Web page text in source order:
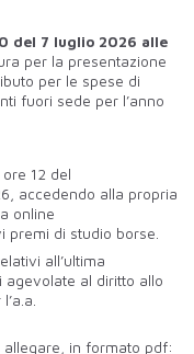
del 7 luglio 2026 alle
per la presentazione
per le spese di
fuori sede per l’anno
12 del
accedendo alla propria
online
premi di studio borse.
all’ultima
agevolate al diritto allo
in formato pdf: